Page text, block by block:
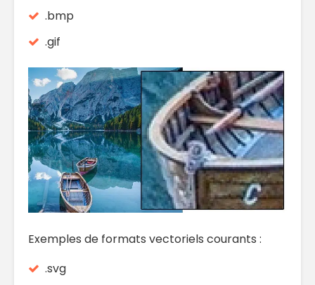
.bmp
.gif
Exemples de formats vectoriels courants :
.svg